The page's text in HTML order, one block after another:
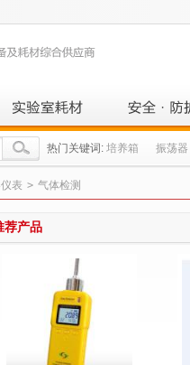
热门关键词: 培养箱 振荡器
表 > 气体检测
荐产品